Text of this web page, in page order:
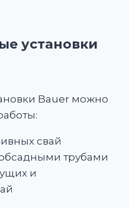
установки
Bauer можно
свай
трубами
и